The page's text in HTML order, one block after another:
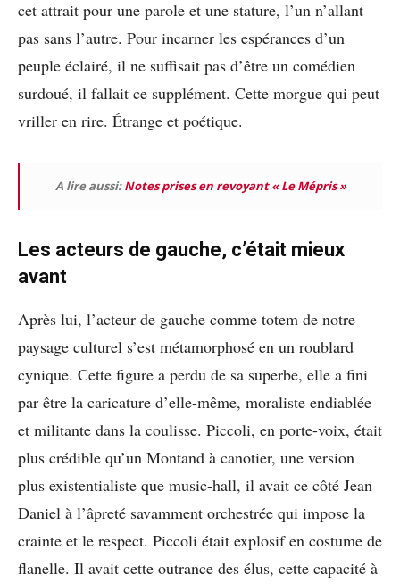
cet attrait pour une parole et une stature, l’un n’allant
pas sans l’autre. Pour incarner les espérances d’un
peuple éclairé, il ne suffisait pas d’être un comédien
surdoué, il fallait ce supplément. Cette morgue qui peut
vriller en rire. Étrange et poétique.
A lire aussi:Notes prises en revoyant « Le Mépris »
Les acteurs de gauche, c’était mieux
avant
Après lui, l’acteur de gauche comme totem de notre
paysage culturel s’est métamorphosé en un roublard
cynique. Cette figure a perdu de sa superbe, elle a fini
par être la caricature d’elle-même, moraliste endiablée
et militante dans la coulisse. Piccoli, en porte-voix, était
plus crédible qu’un Montand à canotier, une version
plus existentialiste que music-hall, il avait ce côté Jean
Daniel à l’âpreté savamment orchestrée qui impose la
crainte et le respect. Piccoli était explosif en costume de
flanelle. Il avait cette outrance des élus, cette capacité à